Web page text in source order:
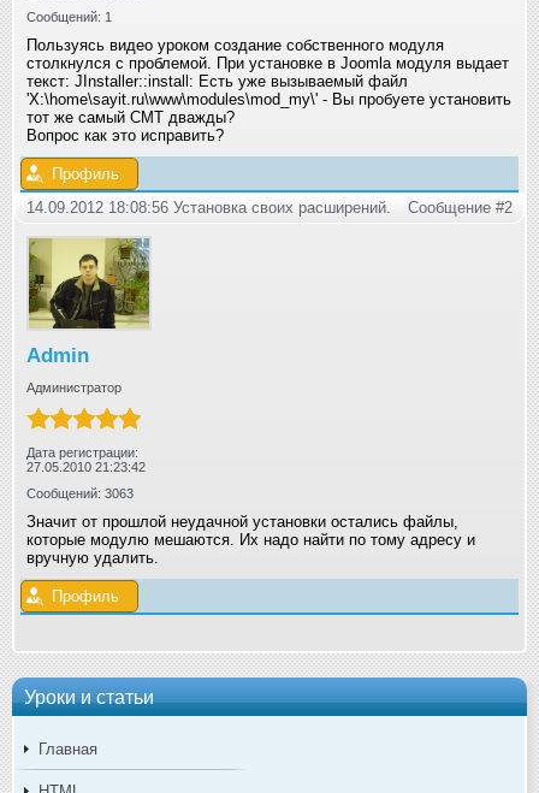
Уроки и статьи
Главная
Сообщений: 1
Пользуясь видео уроком создание собственного модуля
столкнулся с проблемой. При установке в Joomla модуля выдает
текст: JInstaller::install: Есть уже вызываемый файл
'X:\home\sayit.ru\www\modules\mod_my\' - Вы пробуете установить
тот же самый CMT дважды?
Вопрос как это исправить?
Профиль
14.09.2012 18:08:56 Установка своих расширений.
Сообщение #2
Admin
Администратор
Дата регистрации:
27.05.2010 21:23:42
Сообщений: 3063
Значит от прошлой неудачной установки остались файлы,
которые модулю мешаются. Их надо найти по тому адресу и
вручную удалить.
Профиль